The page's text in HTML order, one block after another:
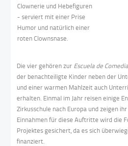
Clownerie und Hebefiguren
- serviert mit einer Prise
Humor und natürlich einer
roten Clownsnase.
Die vier gehören zur Escuela de
der benachteiligte Kinder neben der
und einer warmen Mahlzeit auch
erhalten. Einmal im Jahr reisen einige
Zirkusschule nach Europa und zeigen
Einnahmen für diese Auftritte wird die
Projektes gesichert, da es sich
finanziert.